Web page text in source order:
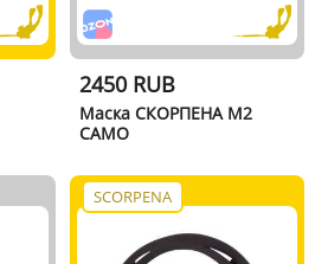
2450 RUB
Маска СКОРПЕНА M2
CAMO
SCORPENA